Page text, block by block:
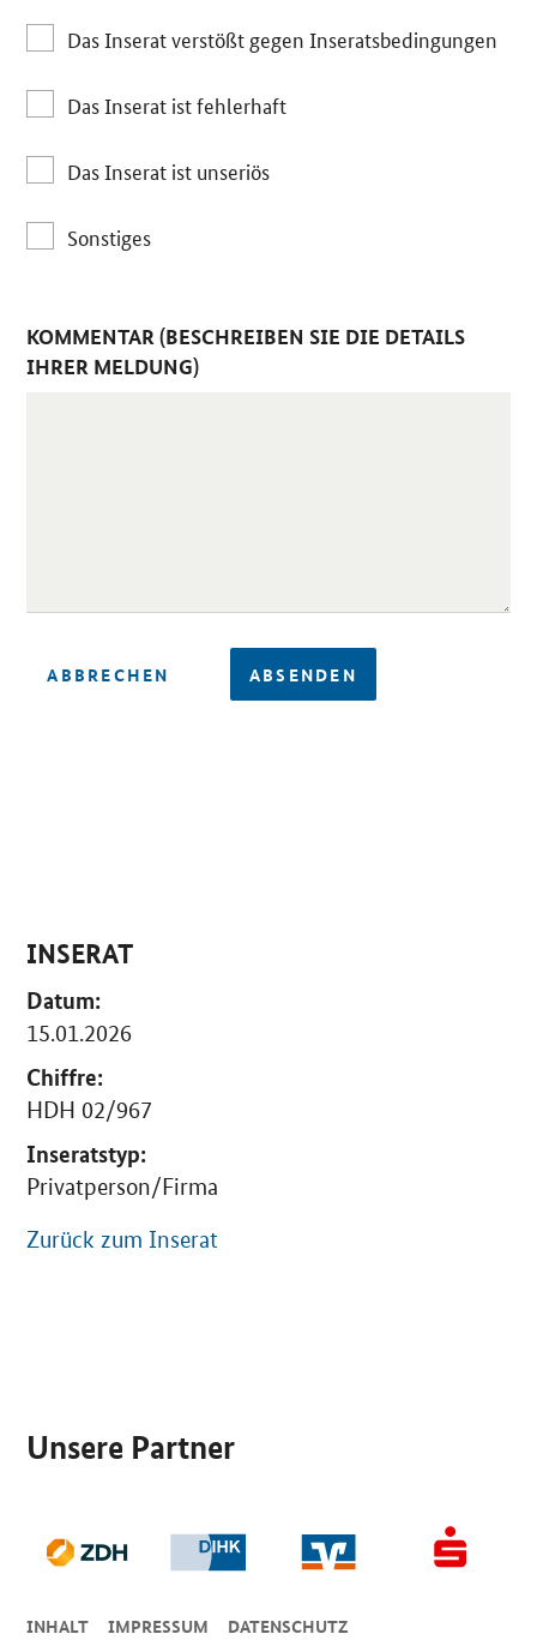
Das Inserat verstößt gegen Inseratsbedingungen
Das Inserat ist fehlerhaft
Das Inserat ist unseriös
Sonstiges
KOMMENTAR (BESCHREIBEN SIE DIE DETAILS
IHRER MELDUNG)
ABBRECHEN ABSENDEN
INSERAT
Datum:
15.01.2026
Chiffre:
HDH 02/967
Inseratstyp:
Privatperson/Firma
Zurück zum Inserat
Unsere Partner
INHALT IMPRESSUM
DA­TEN­SCHUTZ